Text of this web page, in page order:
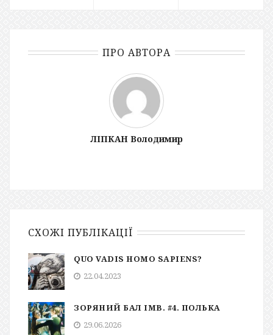
ПРО АВТОРА
ЛІПКАН Володимир
СХОЖІ ПУБЛІКАЦІЇ
QUO VADIS HOMO SAPIENS?
22.04.2023
ЗОРЯНИЙ БАЛ ІМВ. #4. ПОЛЬКА
29.06.2026